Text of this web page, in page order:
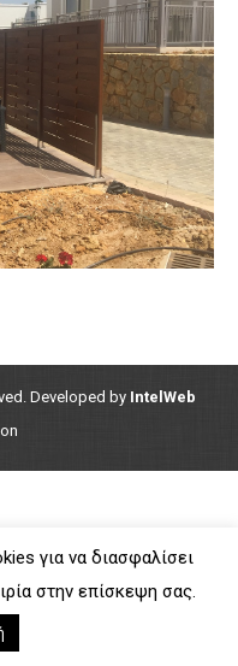
Developed by IntelWeb
για να διασφαλίσει
στην επίσκεψη σας.